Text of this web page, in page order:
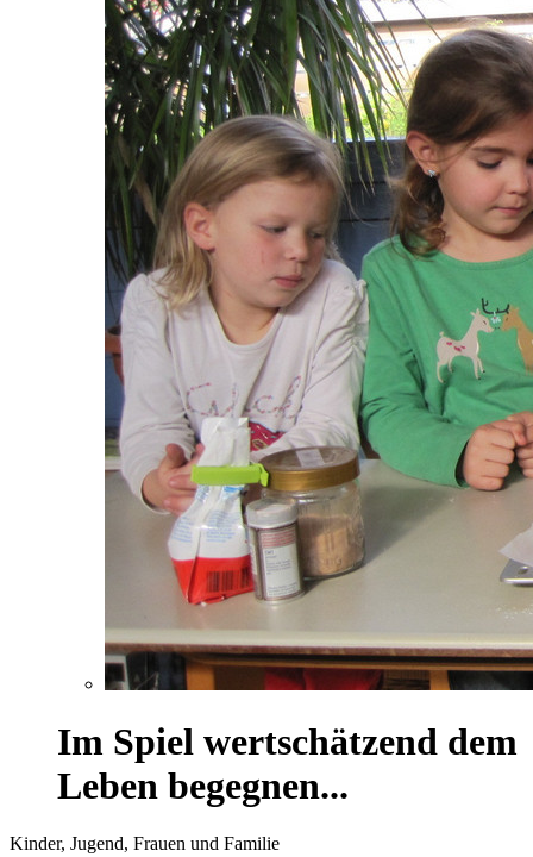
Im Spiel wertschätzend dem
Leben begegnen...
Kinder, Jugend, Frauen und Familie